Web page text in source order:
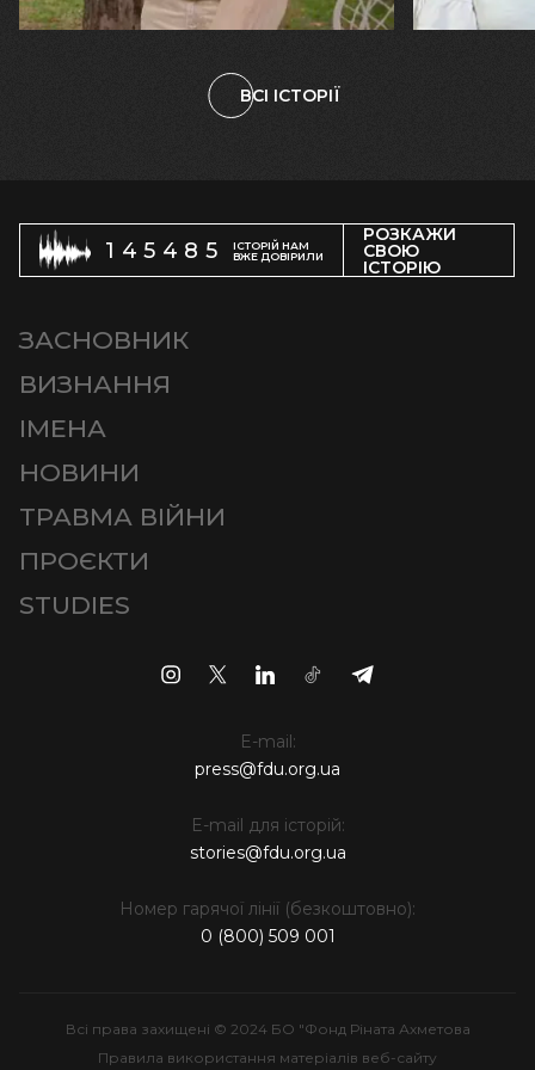
ВСІ ІСТОРІЇ
145485
ІСТОРІЙ НАМ
ВЖЕ ДОВІРИЛИ
РОЗКАЖИ
СВОЮ
ІСТОРІЮ
ЗАСНОВНИК
ВИЗНАННЯ
ІМЕНА
НОВИНИ
ТРАВМА ВІЙНИ
ПРОЄКТИ
STUDIES
E-mail:
press@fdu.org.ua
E-mail для історій:
stories@fdu.org.ua
Номер гарячої лінії (безкоштовно):
0 (800) 509 001
Всі права захищені © 2024 БО "Фонд Ріната Ахметова
Правила використання матеріалів веб-сайту